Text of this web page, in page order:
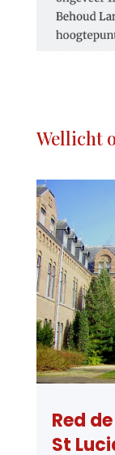
Wellicht
Red
St